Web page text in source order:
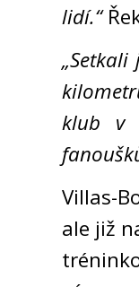
lidí.“
klub v
Villas-
ale již